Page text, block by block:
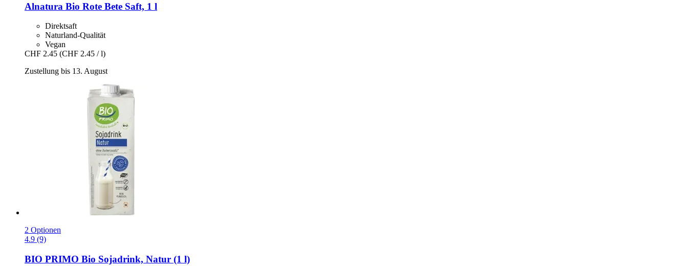
Alnatura Bio Rote Bete Saft, 1 l
Direktsaft
Naturland-Qualität
Vegan
CHF 2.45 (CHF 2.45 / l)
Zustellung bis 13. August
2 Optionen
4.9 (9)
BIO PRIMO Bio Sojadrink, Natur (1 l)